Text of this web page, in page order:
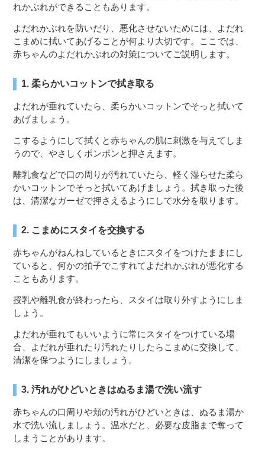
れかぶれができることもあります。
よだれかぶれを防いだり、悪化させないためには、よだれ
こまめに拭いてあげることが何より大切です。ここでは、
赤ちゃんのよだれかぶれの対策についてご説明します。
1. 柔らかいコットンで拭き取る
よだれが垂れていたら、柔らかいコットンでそっと拭いて
あげましょう。
こするようにして拭くと赤ちゃんの肌に刺激を与えてしま
うので、やさしくポンポンと押さえます。
離乳食などで口の周りが汚れていたら、軽く湿らせた柔ら
かいコットンでそっと拭いてあげましょう。拭き取った後
は、清潔なガーゼで押さえるようにして水分を取ります。
2. こまめにスタイを交換する
赤ちゃんがねんねしているときにスタイをつけたままにし
ていると、何かの拍子でこすれてよだれかぶれが悪化する
こともあります。
授乳や離乳食が終わったら、スタイは取り外すようにしま
しょう。
よだれが垂れてもいいように常にスタイをつけている場
合、よだれが垂れたり汚れたりしたらこまめに交換して、
清潔を保つようにしましょう。
3. 汚れがひどいときはぬるま湯で洗い流す
赤ちゃんの口周りや頬の汚れがひどいときは、ぬるま湯か
水で洗い流しましょう。温水だと、必要な皮脂まで奪って
しまうことがあります。